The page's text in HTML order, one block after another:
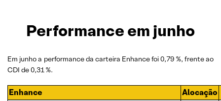
Performance em junho
Em junho a performance da carteira Enhance foi 0,79 %, frente ao
CDI de 0,31 %.
Enhance
Alocação